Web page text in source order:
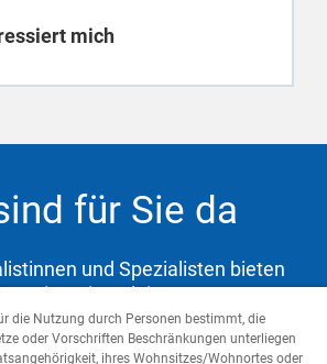
mich
für Sie da
und Spezialisten bieten
Dienstleistungen zur
Bedürfnisse und Unterstützung
Weg zu Ihren Zielen.
die Nutzung durch Personen bestimmt, die
oder Vorschriften Beschränkungen unterliegen
ihres Wohnsitzes/Wohnortes oder